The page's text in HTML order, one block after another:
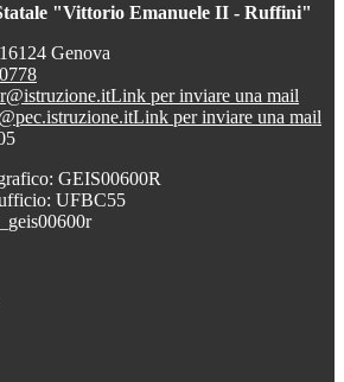
"Vittorio Emanuele II - Ruffini"
Genova
Link per inviare una mail
Link per inviare una mail
GEIS00600R
UFBC55